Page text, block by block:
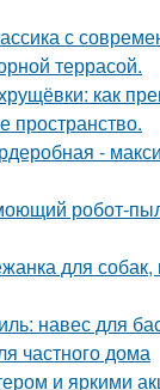
с
террасой.
как
пространство.
-
робот-
для собак,
навес для
частного дома
и яркими